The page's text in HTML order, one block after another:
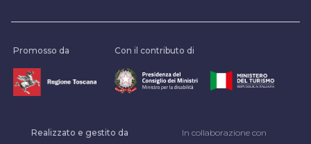
Promosso da Con il contributo di
Realizzato e gestito da In collaborazione con